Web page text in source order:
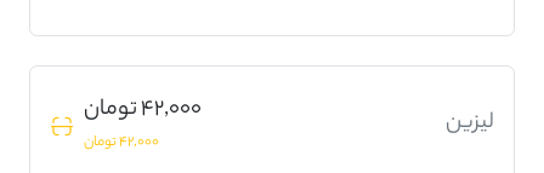
لیزین 42,000 تومان
42,000 تومان